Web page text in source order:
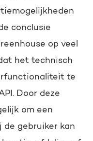
conclusie
op veel
het technisch
te
Door deze
om een
de gebruiker kan